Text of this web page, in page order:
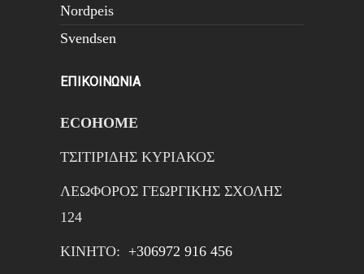
Nordpeis
Svendsen
ΕΠΙΚΟΙΝΩΝΙΑ
ECOHOME
ΤΣΙΤΙΡΙΔΗΣ ΚΥΡΙΑΚΟΣ
ΛΕΩΦΟΡΟΣ ΓΕΩΡΓΙΚΗΣ ΣΧΟΛΗΣ
124
ΚΙΝΗTΟ: +306972 916 456